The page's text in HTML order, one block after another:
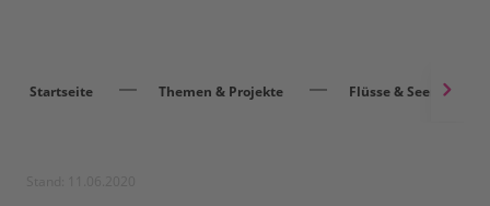
Startseite Themen & Projekte Flüsse & Seen